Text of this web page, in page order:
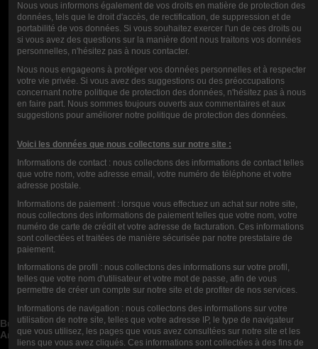
CALIFICACIÓN
Contact us
Publicaciones de blog recientes  
Buscar en el blog  
Archivos del blog  
Nous vous informons également de vos droits en matière de protection des
données, tels que le droit d'accès, de rectification, de suppression et de
portabilité de vos données. Si vous souhaitez exercer l'un de ces droits ou
si vous avez des questions sur la manière dont nous traitons vos données
personnelles, n'hésitez pas à nous contacter.
Nous nous engageons à protéger vos données personnelles et à respecter
votre vie privée. Si vous avez des suggestions ou des préoccupations
concernant notre politique de protection des données, n'hésitez pas à nous
en faire part. Nous sommes toujours ouverts aux commentaires et aux
suggestions pour améliorer notre politique de protection des données.
Voici les données que nous collectons sur notre site :
Informations de contact : nous collectons des informations de contact telles
que votre nom, votre adresse email, votre numéro de téléphone et votre
adresse postale.
Informations de paiement : lorsque vous effectuez un achat sur notre site,
nous collectons des informations de paiement telles que votre nom, votre
numéro de carte de crédit et votre adresse de facturation. Ces informations
sont collectées et traitées de manière sécurisée par notre prestataire de
paiement.
Informations de profil : nous collectons des informations sur votre profil,
telles que votre nom d'utilisateur et votre mot de passe, afin de vous
permettre de créer un compte sur notre site et de profiter de nos services.
Informations de navigation : nous collectons des informations sur votre
utilisation de notre site, telles que votre adresse IP, le type de navigateur
que vous utilisez, les pages que vous avez consultées sur notre site et les
liens que vous avez cliqués. Ces informations sont collectées à des fins de